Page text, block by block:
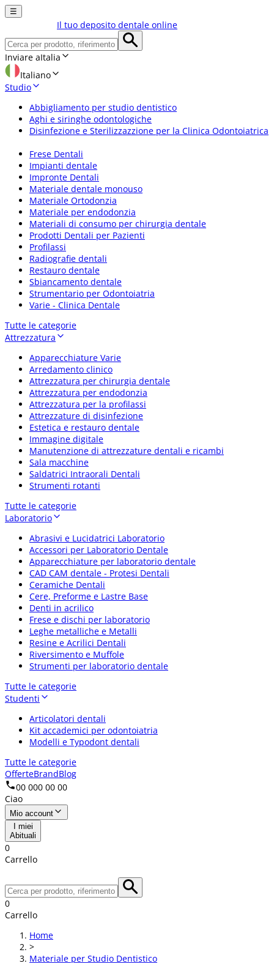
☰
Il tuo deposito dentale online
Inviare aItalia
Italiano
Studio
Abbigliamento per studio dentistico
Aghi e siringhe odontologiche
Disinfezione e Sterilizzazzione per la Clinica Odontoiatrica
Frese Dentali
Impianti dentale
Impronte Dentali
Materiale dentale monouso
Materiale Ortodonzia
Materiale per endodonzia
Materiali di consumo per chirurgia dentale
Prodotti Dentali per Pazienti
Profilassi
Radiografie dentali
Restauro dentale
Sbiancamento dentale
Strumentario per Odontoiatria
Varie - Clinica Dentale
Tutte le categorie
Attrezzatura
Apparecchiature Varie
Arredamento clinico
Attrezzatura per chirurgia dentale
Attrezzatura per endodonzia
Attrezzatura per la profilassi
Attrezzature di disinfezione
Estetica e restauro dentale
Immagine digitale
Manutenzione di attrezzature dentali e ricambi
Sala macchine
Saldatrici Intraorali Dentali
Strumenti rotanti
Tutte le categorie
Laboratorio
Abrasivi e Lucidatrici Laboratorio
Accessori per Laboratorio Dentale
Apparecchiature per laboratorio dentale
CAD CAM dentale - Protesi Dentali
Ceramiche Dentali
Cere, Preforme e Lastre Base
Denti in acrilico
Frese e dischi per laboratorio
Leghe metalliche e Metalli
Resine e Acrilici Dentali
Riversimento e Muffole
Strumenti per laboratorio dentale
Tutte le categorie
Studenti
Articolatori dentali
Kit accademici per odontoiatria
Modelli e Typodont dentali
Tutte le categorie
OfferteBrandBlog
00 000 00 00
Ciao
Mio account
I miei
Abituali
0
Carrello
0
Carrello
Home
>
Materiale per Studio Dentistico